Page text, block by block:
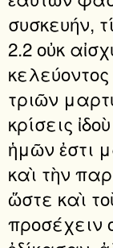
συσκευήν,
2.2 οὐκ
τριῶν
κρίσεις
ἡμῶν ἐστι
καὶ τὴν
ὥστε καὶ
προσέχειν